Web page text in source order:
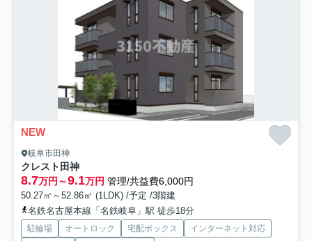
NEW
岐阜市田神
クレスト田神
8.7万円～9.1万円 管理/共益費6,000円
50.27㎡～52.86㎡ (1LDK) /予定 /3階建
名鉄名古屋本線「名鉄岐阜」駅 徒歩18分
駐輪場 オートロック 宅配ボックス
インターネット対応